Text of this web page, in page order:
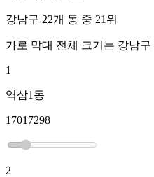
강남구 22개 동 중 21위
가로 막대 전체 크기는 강남구
1
역삼1동
17017298
2